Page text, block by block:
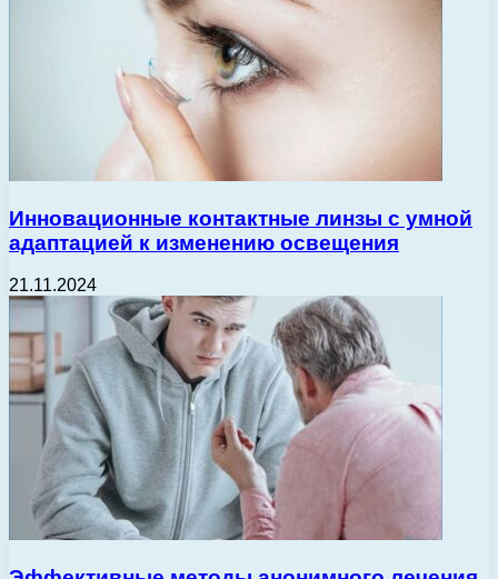
Инновационные контактные линзы с умной
адаптацией к изменению освещения
21.11.2024